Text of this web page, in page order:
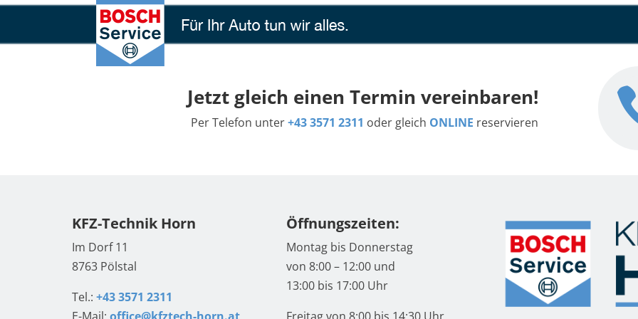
Jetzt gleich einen Termin vereinbaren!
Per Telefon unter+43 3571 2311 oder gleich ONLINE reservieren
KFZ-Technik Horn
Im Dorf 11
8763 Pölstal
Tel.: +43 3571 2311
Öffnungszeiten:
Montag bis Donnerstag
von 8:00 – 12:00 und
13:00 bis 17:00 Uhr